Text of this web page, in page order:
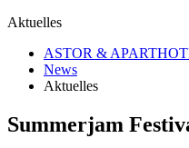
Aktuelles
ASTOR &
News
Aktuelles
Summerjam